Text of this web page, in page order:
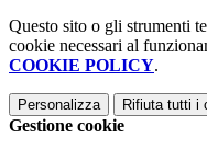
Questo sito o gli strumenti
cookie necessari al
COOKIE POLICY.
Personalizza Rifiuta tutti i
Gestione cookie